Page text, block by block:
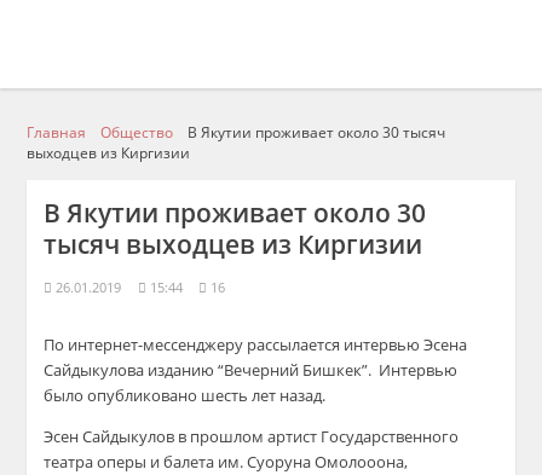
Главная Общество
В Якутии проживает около 30 тысяч
выходцев из Киргизии
В Якутии проживает около 30
тысяч выходцев из Киргизии
26.01.2019 15:44 16
По интернет-мессенджеру рассылается интервью Эсена
Сайдыкулова изданию “Вечерний Бишкек”. Интервью
было опубликовано шесть лет назад.
Эсен Сайдыкулов в прошлом артист Государственного
театра оперы и балета им. Суоруна Омолооона,